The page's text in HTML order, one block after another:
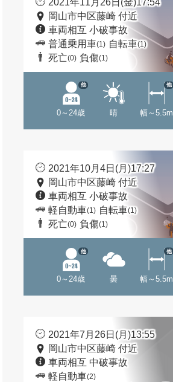
2021年11月26日(金)17:54
岡山市中区藤崎 付近
車両相互 小破事故
普通乗用車(1) 自転車(1)
死亡(0) 負傷(1)
0～24歳
他
晴 幅～5.5m
他
2021年10月4日(月)17:27
岡山市中区藤崎 付近
車両相互 小破事故
軽自動車(1) 自転車(1)
死亡(0) 負傷(1)
0～24歳
他
曇 幅～5.5m
他
2021年7月26日(月)13:55
岡山市中区藤崎 付近
車両相互 中破事故
軽自動車(2)